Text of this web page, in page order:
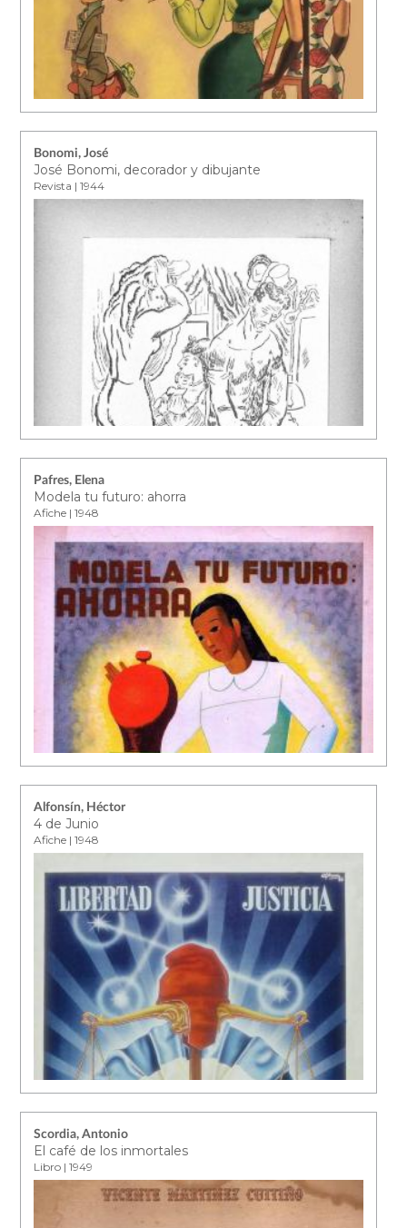
Bonomi, José
José Bonomi, decorador y dibujante
Revista | 1944
Pafres, Elena
Modela tu futuro: ahorra
Afiche | 1948
Alfonsín, Héctor
4 de Junio
Afiche | 1948
Scordia, Antonio
El café de los inmortales
Libro | 1949